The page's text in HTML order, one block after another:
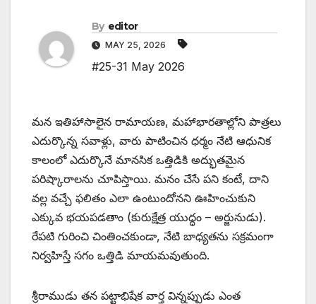
By editor
MAY 25, 2026
#25-31 May 2026
మన ఇతిహాసాలైన రామాయణ, మహాభారతాల్లోని పాత్రలు
ఎదుర్కొన్న సవాళ్లు, వారు పాటించిన ధర్మం నేటి ఆధునిక
కాలంలో ఎదుర్కొనే మానసిక ఒత్తిడికి అద్భుతమైన
పరిష్కారాలను చూపిస్తాయి. మనం చేసే పని కంటే, దాని
వల్ల వచ్చే ఫలితం ఎలా ఉంటుందోనని ఊహించుకుని
ఎక్కువ భయపడతాం (కురుక్షేత్ర యుద్ధం – అర్జునుడు).
రేపటి గురించి చింతించకుండా, నేటి బాధ్యతను సక్రమంగా
నిర్వహిస్తే సగం ఒత్తిడి మాయమవుతుంది.
శ్రీ‌రాముడు తన పట్టాభిషేక వార్త విన్నప్పుడు ఎంత